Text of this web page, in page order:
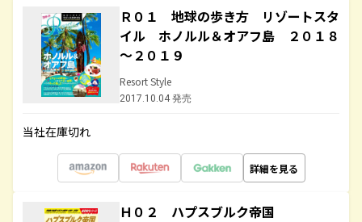
Ｒ０１ 地球の歩き方 リゾートスタ
イル ホノルル＆オアフ島 ２０１８
～２０１９
Resort Style
2017.10.04 発売
当社在庫切れ
詳細を見る
Ｈ０２ ハプスブルク帝国